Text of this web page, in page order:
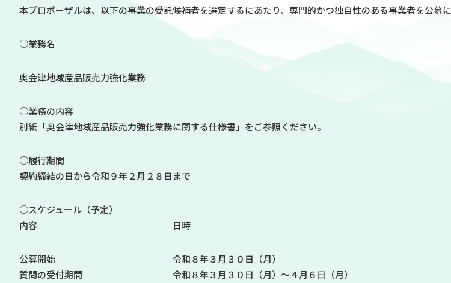
本プロポーザルは、以下の事業の受託候補者を選定するにあたり、専門的かつ独自性のある事業者を公募
○業務名
奥会津地域産品販売力強化業務
○業務の内容
別紙「奥会津地域産品販売力強化業務に関する仕様書」をご参照ください。
○履行期間
契約締結の日から令和９年２月２８日まで
○スケジュール（予定）
内容 日時
公募開始 令和８年３月３０日（月）
質問の受付期間 令和８年３月３０日（月）～４月６日（月）